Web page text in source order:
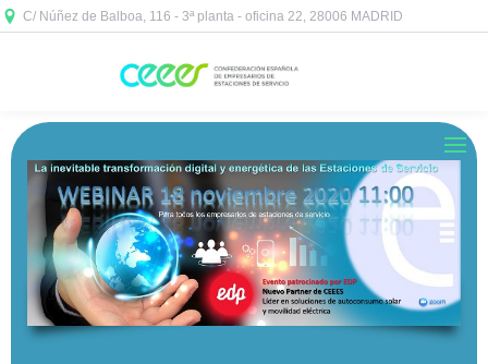
C/ Núñez de Balboa, 116 - 3ª planta - oficina 22, 28006 MADRID